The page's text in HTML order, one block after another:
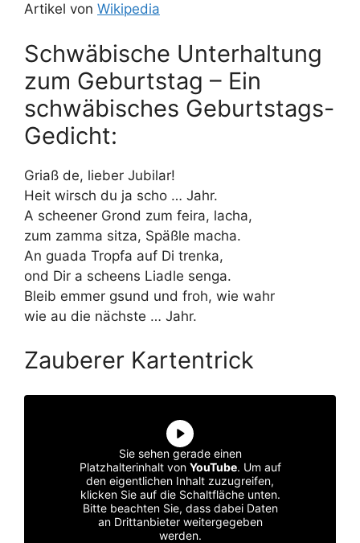
Artikel von Wikipedia
Schwäbische Unterhaltung
zum Geburtstag – Ein
schwäbisches Geburtstags-
Gedicht:
Griaß de, lieber Jubilar!
Heit wirsch du ja scho … Jahr.
A scheener Grond zum feira, lacha,
zum zamma sitza, Späßle macha.
An guada Tropfa auf Di trenka,
ond Dir a scheens Liadle senga.
Bleib emmer gsund und froh, wie wahr
wie au die nächste … Jahr.
Zauberer Kartentrick
Sie sehen gerade einen
Platzhalterinhalt von YouTube. Um auf
den eigentlichen Inhalt zuzugreifen,
klicken Sie auf die Schaltfläche unten.
Bitte beachten Sie, dass dabei Daten
an Drittanbieter weitergegeben
werden.